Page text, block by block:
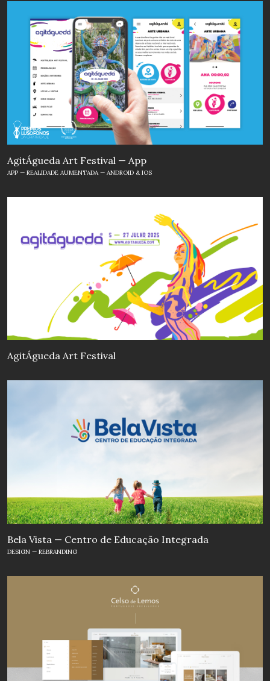
AgitÁgueda Art Festival — App
APP — REALIDADE AUMENTADA — ANDROID & IOS
AgitÁgueda Art Festival
Bela Vista — Centro de Educação Integrada
DESIGN — REBRANDING